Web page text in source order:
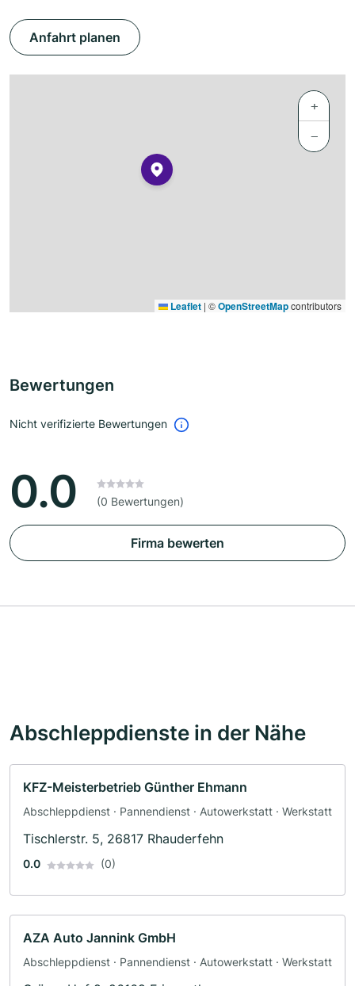
Anfahrt planen
+
−
Leaflet | ©OpenStreetMapcontributors
Bewertungen
Nicht verifizierte Bewertungen
0.0 (0 Bewertungen)
Firma bewerten
Abschleppdienste in der Nähe
KFZ-Meisterbetrieb Günther Ehmann
Abschleppdienst · Pannendienst · Autowerkstatt · Werkstatt
Tischlerstr. 5, 26817 Rhauderfehn
0.0 (0)
AZA Auto Jannink GmbH
Abschleppdienst · Pannendienst · Autowerkstatt · Werkstatt